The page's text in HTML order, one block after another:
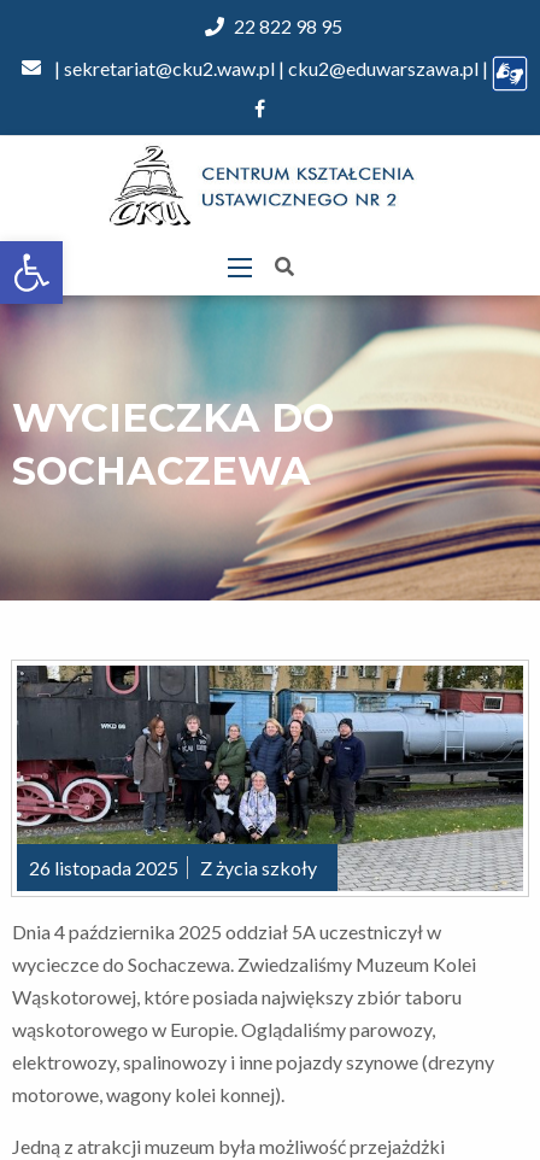
Otwórz
pasek
narzędzi
22 822 98 95
| sekretariat@cku2.waw.pl | cku2@eduwarszawa.pl |
WYCIECZKA DO
SOCHACZEWA
26 listopada 2025 Z życia szkoły
Dnia 4 października 2025 oddział 5A uczestniczył w
wycieczce do Sochaczewa. Zwiedzaliśmy Muzeum Kolei
Wąskotorowej, które posiada największy zbiór taboru
wąskotorowego w Europie. Oglądaliśmy parowozy,
elektrowozy, spalinowozy i inne pojazdy szynowe (drezyny
motorowe, wagony kolei konnej).
Jedną z atrakcji muzeum była możliwość przejażdżki